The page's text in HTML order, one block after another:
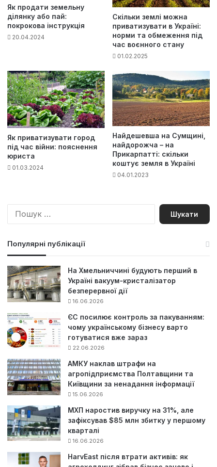
Як продати земельну
ділянку або пай:
покрокова інструкція
20.04.2024
Скільки землі можна
приватизувати в Україні:
норми та обмеження під
час воєнного стану
01.02.2025
Як приватизувати город
під час війни: пояснення
юриста
01.03.2024
Найдешевша на Сумщині,
найдорожча – на
Прикарпатті: скільки
коштує земля в Україні
04.01.2023
П
Популярні публікації
На Хмельниччині будують перший в
Україні вакуум-кристалізатор
безперервної дії
16.06.2026
ЄС посилює контроль за пакуванням:
чому українському бізнесу варто
готуватися вже зараз
22.06.2026
АМКУ наклав штрафи на
агропідприємства Полтавщини та
Київщини за ненадання інформації
15.06.2026
МХП наростив виручку на 31%, але
зафіксував $85 млн збитку у першому
кварталі
16.06.2026
HarvEast після втрати активів: як